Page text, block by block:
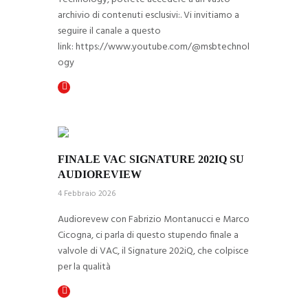
archivio di contenuti esclusivi:. Vi invitiamo a
seguire il canale a questo
link: https://www.youtube.com/@msbtechnol
ogy
FINALE VAC SIGNATURE 202IQ SU
AUDIOREVIEW
4 Febbraio 2026
Audiorevew con Fabrizio Montanucci e Marco
Cicogna, ci parla di questo stupendo finale a
valvole di VAC, il Signature 202iQ, che colpisce
per la qualità